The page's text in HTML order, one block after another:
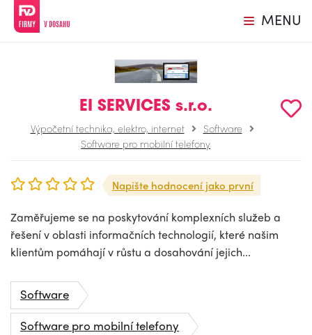
MENU
EI SERVICES s.r.o.
Výpočetní technika, elektro, internet
Software
Software pro mobilní telefony
Napište hodnocení jako první
Zaměřujeme se na poskytování komplexních služeb a
řešení v oblasti informačních technologií, které našim
klientům pomáhají v růstu a dosahování jejich...
Software
Software pro mobilní telefony